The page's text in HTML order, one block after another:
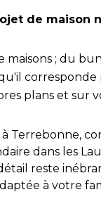
de maison
maisons ; du
corresponde
plans et sur
Terrebonne,
dans les
reste
à votre